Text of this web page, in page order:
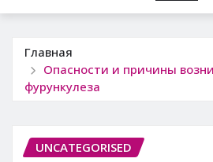
Главная
Опасности и причины
фурункулеза
UNCATEGORISED